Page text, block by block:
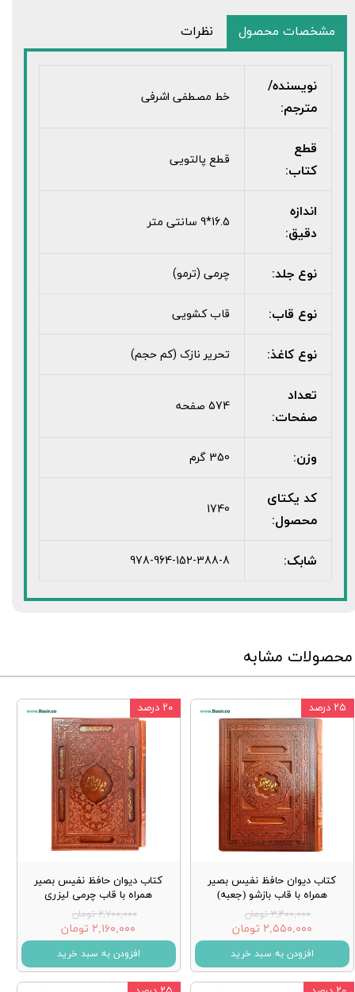
مشخصات محصول نظرات
نویسنده/
مترجم:
خط مصطفی اشرفی
قطع
کتاب:
قطع پالتویی
اندازه
دقیق:
16.5*9 سانتی متر
نوع جلد: چرمی (ترمو)
نوع قاب: قاب کشویی
نوع کاغذ: تحریر نازک (کم حجم)
تعداد
صفحات:
574 صفحه
وزن: 350 گرم
کد یکتای
محصول:
1740
شابک: 978-964-152-388-8
محصولات مشابه
کتاب دیوان حافظ نفیس بصیر
همراه با قاب بازشو (جعبه)
۳,۴۰۰,۰۰۰ تومان
۲,۵۵۰,۰۰۰ تومان
افزودن به سبد خرید
۲۵ درصد
کتاب دیوان حافظ نفیس بصیر
همراه با قاب چرمی لیزری
۲,۷۰۰,۰۰۰ تومان
۲,۱۶۰,۰۰۰ تومان
افزودن به سبد خرید
۲۰ درصد